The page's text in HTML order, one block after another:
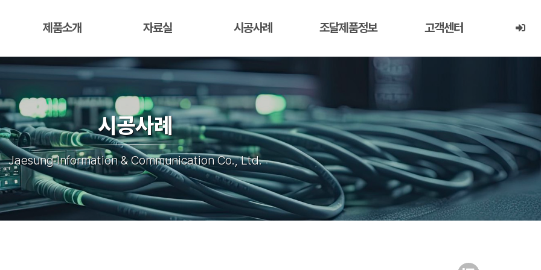
제품소개 자료실 시공사례 조달제품정보 고객센터
시공사례
Jaesung Information & Communication Co., Ltd.